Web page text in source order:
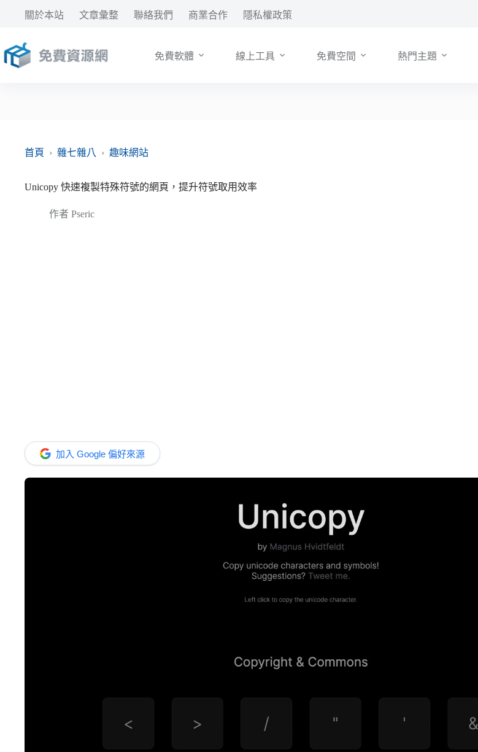
要
內
關於本站 文章彙整 聯絡我們 商業合作 隱私權政策
免費軟體 線上工具 免費空間 熱門主題
首頁 › 雜七雜八 › 趣味網站
Unicopy 快速複製特殊符號的網頁，提升符號取用效率
作者 Pseric
加入 Google 偏好來源